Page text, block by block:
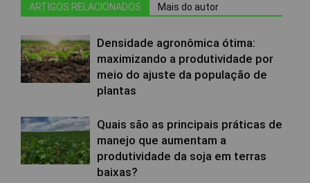
ARTIGOS RELACIONADOS Mais do autor
Densidade agronômica ótima:
maximizando a produtividade por
meio do ajuste da população de
plantas
Quais são as principais práticas de
manejo que aumentam a
produtividade da soja em terras
baixas?